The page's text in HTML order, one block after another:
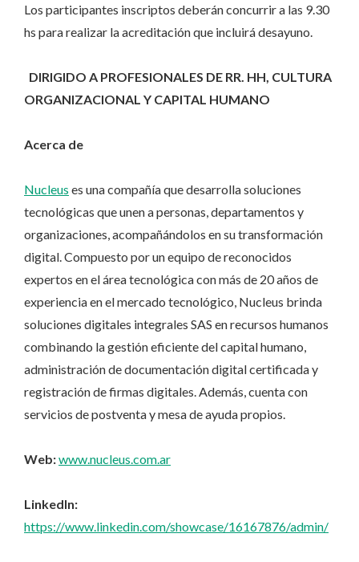
Los participantes inscriptos deberán concurrir a las 9.30
hs para realizar la acreditación que incluirá desayuno.
DIRIGIDO A PROFESIONALES DE RR. HH, CULTURA
ORGANIZACIONAL Y CAPITAL HUMANO
Acerca de
Nucleus es una compañía que desarrolla soluciones
tecnológicas que unen a personas, departamentos y
organizaciones, acompañándolos en su transformación
digital. Compuesto por un equipo de reconocidos
expertos en el área tecnológica con más de 20 años de
experiencia en el mercado tecnológico, Nucleus brinda
soluciones digitales integrales SAS en recursos humanos
combinando la gestión eficiente del capital humano,
administración de documentación digital certificada y
registración de firmas digitales. Además, cuenta con
servicios de postventa y mesa de ayuda propios.
Web:www.nucleus.com.ar
LinkedIn:
https://www.linkedin.com/showcase/16167876/admin/